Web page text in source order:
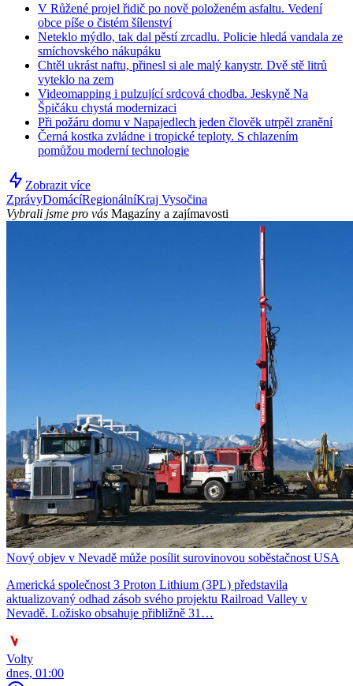
V Růžené projel řidič po nově položeném asfaltu. Vedení
obce píše o čistém šílenství
Neteklo mýdlo, tak dal pěstí zrcadlu. Policie hledá vandala ze
smíchovského nákupáku
Chtěl ukrást naftu, přinesl si ale malý kanystr. Dvě stě litrů
vyteklo na zem
Videomapping i pulzující srdcová chodba. Jeskyně Na
Špičáku chystá modernizaci
Při požáru domu v Napajedlech jeden člověk utrpěl zranění
Černá kostka zvládne i tropické teploty. S chlazením
pomůžou moderní technologie
Zobrazit více
ZprávyDomácíRegionálníKraj Vysočina
Vybrali jsme pro vás Magazíny a zajímavosti
Nový objev v Nevadě může posílit surovinovou soběstačnost USA
Americká společnost 3 Proton Lithium (3PL) představila
aktualizovaný odhad zásob svého projektu Railroad Valley v
Nevadě. Ložisko obsahuje přibližně 31…
Volty
dnes, 01:00